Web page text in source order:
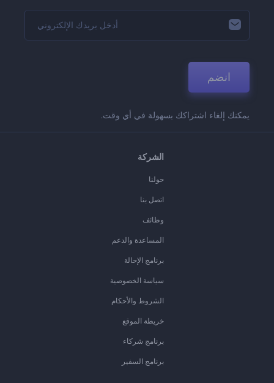
انضم
يمكنك إلغاء اشتراكك بسهولة في أي وقت.
الشركة
حولنا
اتصل بنا
وظائف
المساعدة والدعم
برنامج الإحالة
سياسة الخصوصية
الشروط والأحكام
خريطة الموقع
برنامج شركاء
برنامج السفير